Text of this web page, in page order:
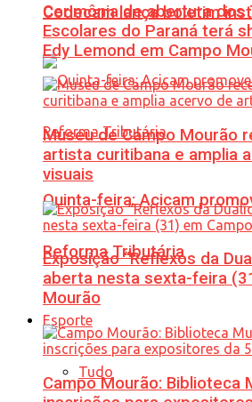
Codecam lança boletim
Quinta-feira: Acicam
Reforma Tributária
Esporte
Tudo
Cerimônia de abertura dos
Escolares do Paraná terá
Edy Lemond em Campo
Museu de Campo Mourão
artista curitibana e amplia
visuais
Exposição “Reflexos da
aberta nesta sexta-feira
Mourão
Campo Mourão: Biblioteca